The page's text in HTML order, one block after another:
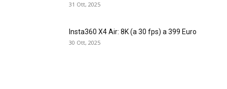
31 Ott, 2025
Insta360 X4 Air: 8K (a 30 fps) a 399 Euro
30 Ott, 2025